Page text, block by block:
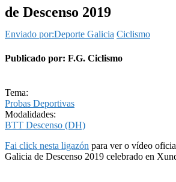
de Descenso 2019
Enviado por:Deporte Galicia Ciclismo
Publicado por: F.G. Ciclismo
Tema:
Probas Deportivas
Modalidades:
BTT Descenso (DH)
Fai click nesta ligazón para ver o vídeo
Galicia de Descenso 2019 celebrado en